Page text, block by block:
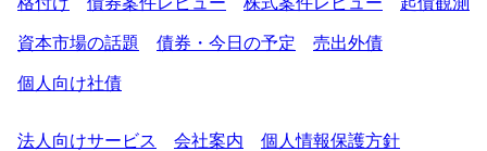
資本市場の話題 債券・今日の予定 売出外債
個人向け社債
法人向けサービス 会社案内 個人情報保護方針